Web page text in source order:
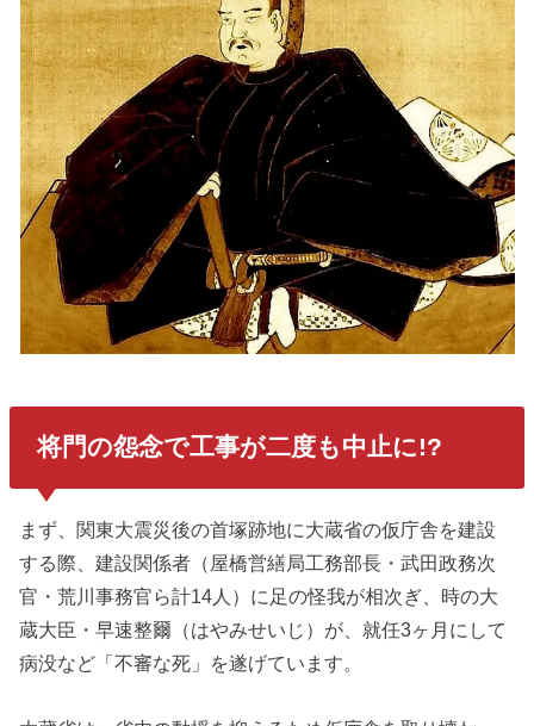
将門の怨念で工事が二度も中止に!?
まず、関東大震災後の首塚跡地に大蔵省の仮庁舎を建設
する際、建設関係者（屋橋営繕局工務部長・武田政務次
官・荒川事務官ら計14人）に足の怪我が相次ぎ、時の大
蔵大臣・早速整爾（はやみせいじ）が、就任3ヶ月にして
病没など「不審な死」を遂げています。